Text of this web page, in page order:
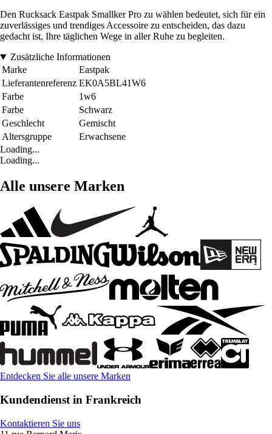
Den Rucksack Eastpak Smallker Pro zu wählen bedeutet, sich für ein
zuverlässiges und trendiges Accessoire zu entscheiden, das dazu
gedacht ist, Ihre täglichen Wege in aller Ruhe zu begleiten.
Zusätzliche Informationen
Marke
Eastpak
Lieferantenreferenz EK0A5BL41W6
Farbe
1w6
Farbe
Schwarz
Geschlecht
Gemischt
Altersgruppe
Erwachsene
Loading...
Loading...
Alle unsere Marken
Entdecken Sie alle unsere Marken
Kundendienst in Frankreich
Kontaktieren Sie uns